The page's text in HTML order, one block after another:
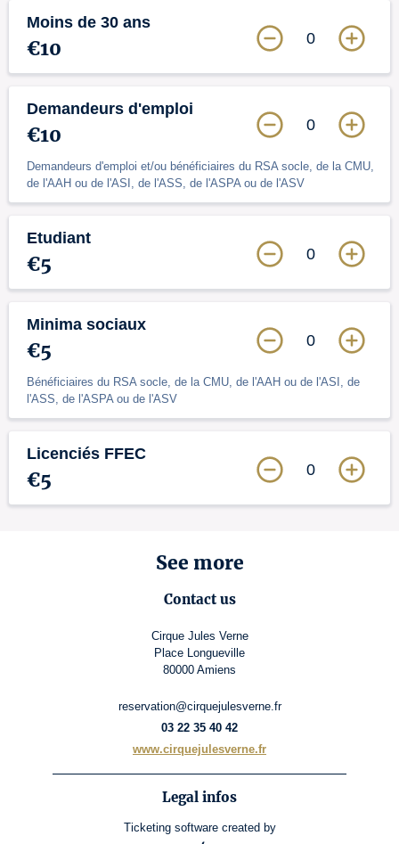
Moins de 30 ans
€10 0
Demandeurs d'emploi
€10
Demandeurs d'emploi et/ou bénéficiaires du RSA socle, de la CMU,
de l'AAH ou de l'ASI, de l'ASS, de l'ASPA ou de l'ASV
0
Etudiant
€5 0
Minima sociaux
€5
Bénéficiaires du RSA socle, de la CMU, de l'AAH ou de l'ASI, de
l'ASS, de l'ASPA ou de l'ASV
0
Licenciés FFEC
€5 0
See more
Contact us
Cirque Jules Verne
Place Longueville
80000 Amiens
reservation@cirquejulesverne.fr
03 22 35 40 42
www.cirquejulesverne.fr
Legal infos
Ticketing software created by